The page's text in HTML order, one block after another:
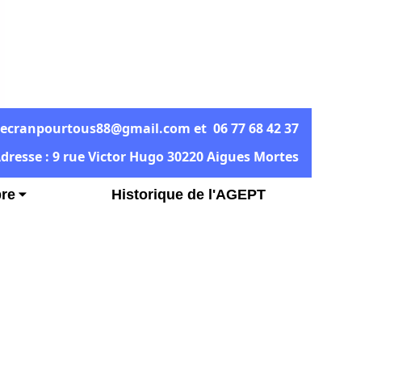
et 06 77 68 42 37
: 9 rue Victor Hugo 30220 Aigues Mortes
Historique de l'AGEPT